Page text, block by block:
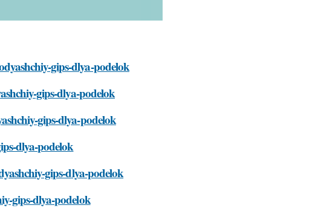
gips-dlya-podelok
gips-dlya-podelok
gips-dlya-podelok
dlya-podelok
gips-dlya-podelok
gips-dlya-podelok